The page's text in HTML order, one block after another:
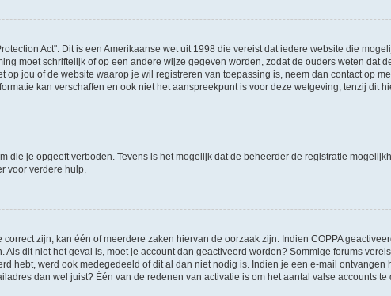
Act". Dit is een Amerikaanse wet uit 1998 die vereist dat iedere website die
moet schriftelijk of op een andere wijze gegeven worden, zodat de ouders weten dat
jou of de website waarop je wil registreren van toepassing is, neem dan contact op
kan verschaffen en ook niet het aanspreekpunt is voor deze wetgeving, tenzij dit
die je opgeeft verboden. Tevens is het mogelijk dat de beheerder de registratie
voor verdere hulp.
zijn, kan één of meerdere zaken hiervan de oorzaak zijn. Indien COPPA
dit niet het geval is, moet je account dan geactiveerd worden? Sommige forums
hebt, werd ook medegedeeld of dit al dan niet nodig is. Indien je een e-mail
dan wel juist? Één van de redenen van activatie is om het aantal valse accounts